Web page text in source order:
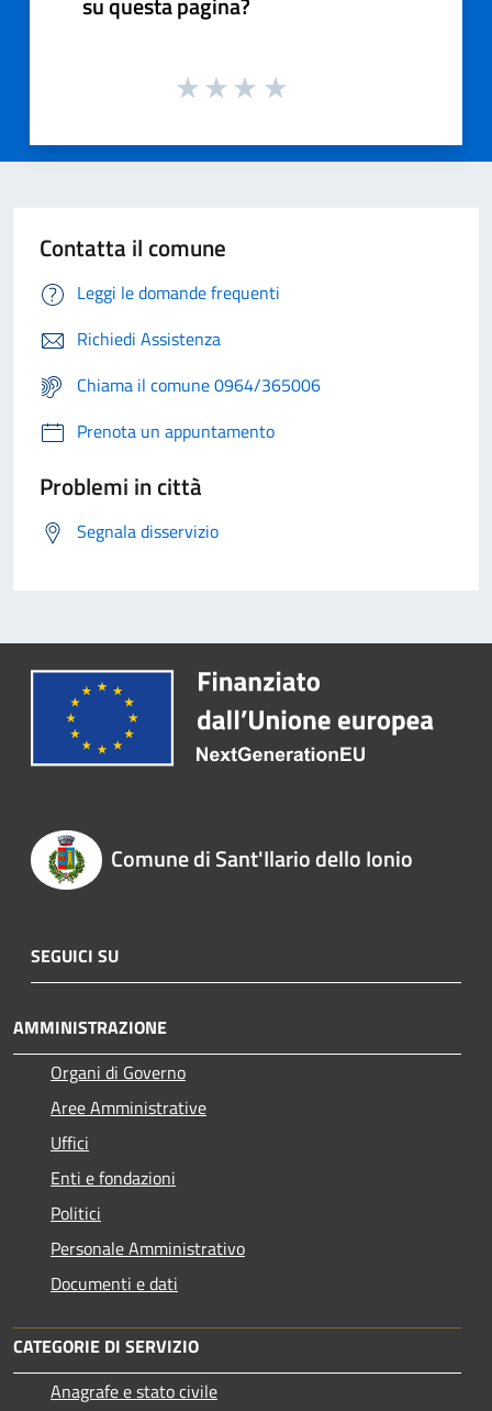
Contatta il comune
Leggi le domande frequenti
Richiedi Assistenza
Chiama il comune 0964/365006
Prenota un appuntamento
Problemi in città
Segnala disservizio
Comune di Sant'Ilario dello Ionio
SEGUICI SU
AMMINISTRAZIONE
Organi di Governo
Aree Amministrative
Uffici
Enti e fondazioni
Politici
Personale Amministrativo
Documenti e dati
CATEGORIE DI SERVIZIO
Anagrafe e stato civile